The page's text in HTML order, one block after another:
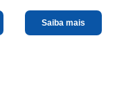
Saiba mais